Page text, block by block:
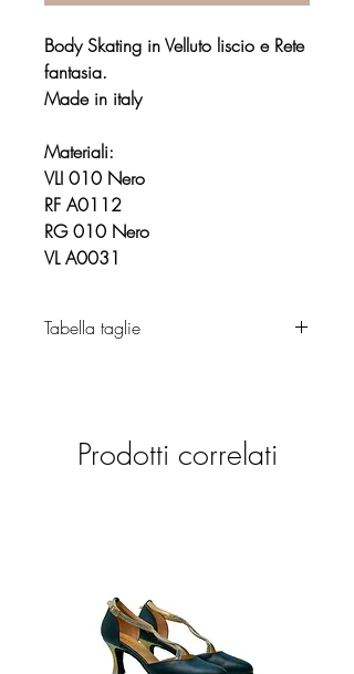
Body Skating in Velluto liscio e Rete
fantasia.
Made in italy
Materiali:
VLI 010 Nero
RF A0112
RG 010 Nero
VL A0031
Tabella taglie
Prodotti correlati